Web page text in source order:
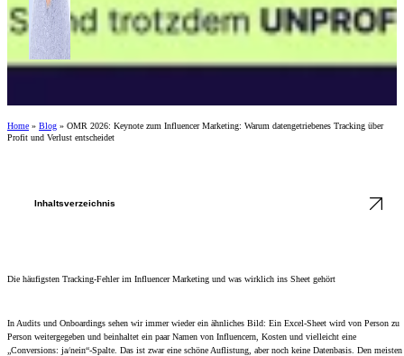
Home » Blog » OMR 2026: Keynote zum Influencer Marketing: Warum datengetriebenes Tracking über
Profit und Verlust entscheidet
Inhaltsverzeichnis
Die häufigsten Tracking-Fehler im Influencer Marketing und was wirklich ins Sheet gehört
In Audits und Onboardings sehen wir immer wieder ein ähnliches Bild: Ein Excel-Sheet wird von Person zu
Person weitergegeben und beinhaltet ein paar Namen von Influencern, Kosten und vielleicht eine
„Conversions: ja/nein“-Spalte. Das ist zwar eine schöne Auflistung, aber noch keine Datenbasis. Den meisten